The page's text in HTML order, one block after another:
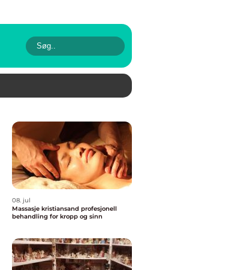
08. jul
Massasje kristiansand profesjonell
behandling for kropp og sinn